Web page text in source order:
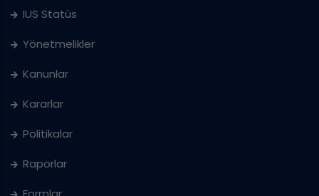
IUS Statüs
Yönetmelikler
Kanunlar
Kararlar
Politikalar
Raporlar